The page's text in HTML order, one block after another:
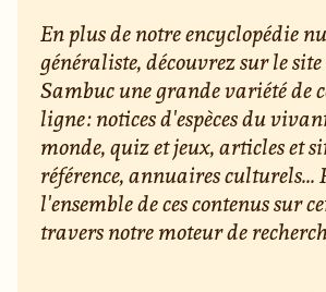
En plus de notre encyclopédie
généraliste, découvrez sur le
Sambuc une grande variété de
ligne : notices d'espèces du
monde, quiz et jeux, articles et
référence, annuaires culturels...
l'ensemble de ces contenus sur
travers notre moteur de